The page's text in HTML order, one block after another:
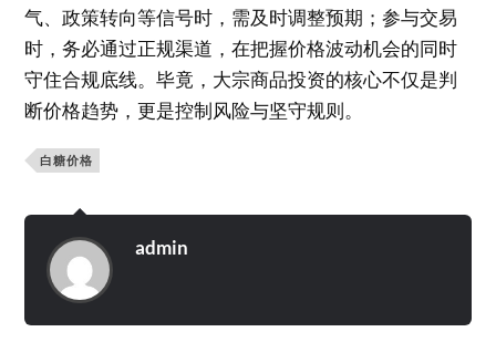
气、政策转向等信号时，需及时调整预期；参与交易
时，务必通过正规渠道，在把握价格波动机会的同时
守住合规底线。毕竟，大宗商品投资的核心不仅是判
断价格趋势，更是控制风险与坚守规则。
白糖价格
admin